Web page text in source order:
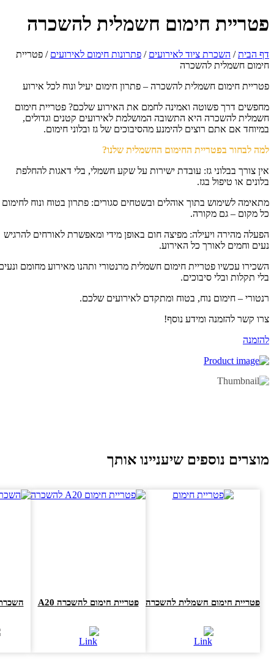
חימום חשמלית להשכרה
הבית/השכרת ציוד לאירועים/פתרונות חימום לאירועים/פטריית
חשמלית להשכרה
חימום חשמלית להשכרה – פתרון חימום יעיל ונוח לכל אירוע
דרך פשוטה ואמינה לחמם את האירוע שלכם? פטריית חימום
להשכרה היא התשובה המושלמת לאירועים קטנים וגדולים,
אם אתם רוצים להימנע מהסיבוכים של גז ובלוני חימום.
לבחור בפטריית החימום החשמלית שלנו?
צורך בבלוני גז: עובדת ישירות על שקע חשמלי, בלי דאגות להחלפת
או טיפול בגז.
לשימוש בתוך אוהלים ובשטחים סגורים: פתרון בטוח ונוח לחימום
מקום – גם מקורה.
מהירה ויעילה: מפיצה חום באופן מידי ומאפשרת לאורחים להרגיש
וחמים לאורך כל האירוע.
עכשיו פטריית חימום חשמלית מרנטורי ותהנו מאירוע מחומם ונעים,
תקלות ובלי סיבוכים.
– חימום נוח, בטוח ומתקדם לאירועים שלכם.
קשר להזמנה ומידע נוסף!
נוספים שיעניינו אותך
פטריית חימום חשמלית להשכרה פטריית חימום להשכרה A20 השכרת